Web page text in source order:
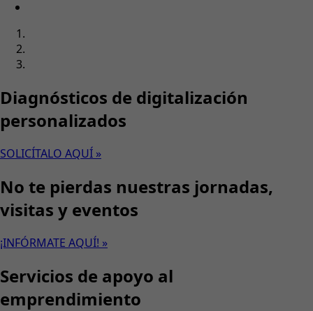
Diagnósticos de digitalización
personalizados
SOLICÍTALO AQUÍ »
No te pierdas nuestras jornadas,
visitas y eventos
¡INFÓRMATE AQUÍ! »
Servicios de apoyo al
emprendimiento